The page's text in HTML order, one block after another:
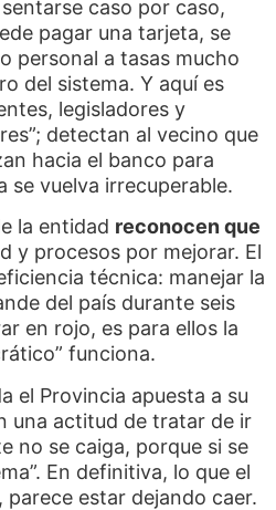
caso por caso,
pagar una tarjeta, se
personal a tasas mucho
del sistema. Y aquí es
legisladores y
detectan al vecino que
hacia el banco para
se vuelva irrecuperable.
la entidad reconocen que
y procesos por mejorar. El
técnica: manejar la
del país durante seis
en rojo, es para ellos la
funciona.
el Provincia apuesta a su
una actitud de tratar de ir
no se caiga, porque si se
En definitiva, lo que el
estar dejando caer.